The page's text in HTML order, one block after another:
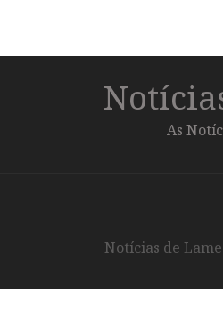
As
Notícias de